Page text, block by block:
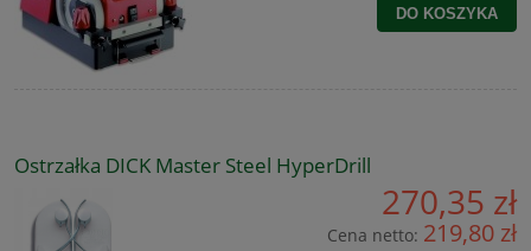
DO KOSZYKA
Ostrzałka DICK Master Steel HyperDrill
270,35 zł
Cena netto: 219,80 zł